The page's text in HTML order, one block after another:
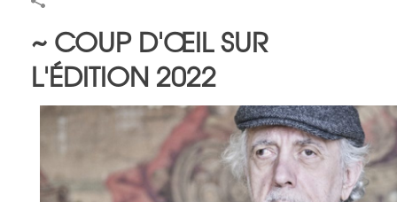
~ COUP D'ŒIL SUR
L'ÉDITION 2022